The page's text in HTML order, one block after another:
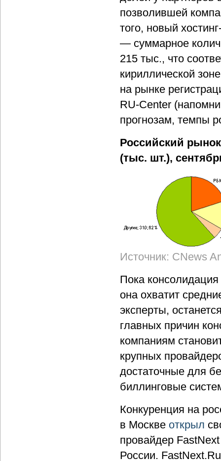
позволившей
того, новый
— суммарное
215 тыс., что
кириллической
на рынке
RU-Center
прогнозам, темпы
Российский
(тыс. шт.),
Источник: CNews
Пока
она охватит
эксперты,
главных причин
компаниям
крупных
достаточные для
биллинговые
Конкуренция на
в Москве открыл
провайдер
России.